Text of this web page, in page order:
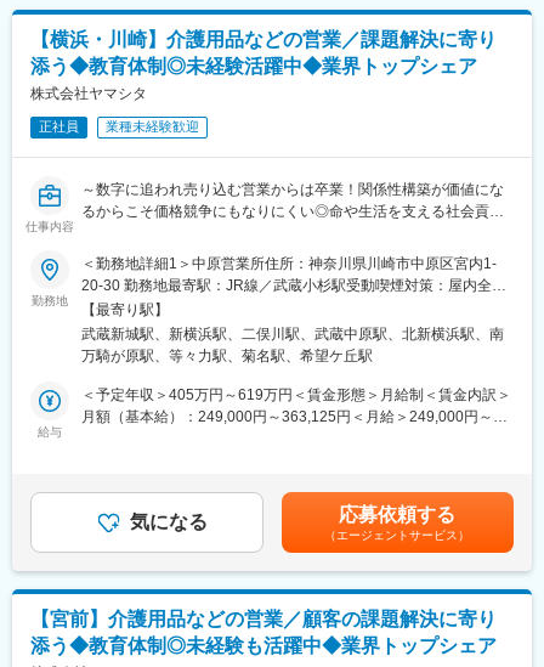
社内には建築士やケアマネジャー、作業療法士など各分野のエキ
スパートが在籍。営業先で専門的な問い合わせを受けた場合も、
社内の力を借りれば即座に解決できます。また商品の受発注は事
務スタッフがサポートします。
■インセンティブについて
年2回のインセンティブがあり、平均20万円前後。最大50万円支
給も可能です。
変更の範囲：会社の定める業務
介護用品等の提供を行うケアマネージャー（ケアマネ）に対し
て、課題解決のための提案をお任せ。
ケアマネや実際に介護用品を使用する個人のお客様との信頼関係
を構築していただき、顧客も気づいていないニーズを発掘してい
ただきます。
生成AIを活用することで、営業活動の効率化と提案の質向上を実
現。データに基づく再現性の高い営業が可能です。
ケア→予防にシフトした提案など競合にはない取り組みも実施し
ています。
・既存顧客のケアマネ（約40～50名）への定期フォローを中心
に、信頼関係を深めながら潜在ニーズを発掘
・利用者宅への訪問を通じて介護用品の使用状況を確認し、ケア
マネへ最適な改善提案を実施
・地域の居宅介護支援事業所などへ訪問し、紹介・反響を元に新
■フォロー体制
＜OJT＞所長や先輩だけではなく、本部スタッフによる定期面談
など入社後もしっかりフォロー
■評価制度
各グレードごとにスキル項目を設定。売上目標の達成率だけでは
なくプロセスも評価。顧客への向き合い方や提案力がキャリアに
直結。
【横浜・川崎】介護用品などの営業／課題解決に寄り
添う◆教育体制◎未経験活躍中◆業界トップシェア
株式会社ヤマシタ
正社員 業種未経験歓迎
仕事内容
～数字に追われ売り込む営業からは卒業！関係性構築が価値にな
るからこそ価格競争にもなりにくい◎命や生活を支える社会貢献
◇自動車ディーラーや保険営業など、他業界からの入社が7割！充
実の研修制度
◇生成AIを活用し再現性の高い営業が可能！チーム制で働きやす
く、且つ質の高いサービスを提供
◇成果とプロセスが評価される明確な評価制度あり！最大年４回
の昇進・昇格制度により、スピード感をもったキャリア形成も可
◇業界トップ級シェア！売上も右肩上がり。2030年に業界No.1に
難しく考えなくてOK！「月次目標の達成に向け、週次目標を立て
て行動をした経験」などが活かせる！
て、課題解決のための提案をお任せ。
ケアマネや実際に介護用品を使用する個人のお客様との信頼関係
を構築していただき、顧客も気づいていないニーズを発掘してい
勤務地
＜勤務地詳細1＞中原営業所住所：神奈川県川崎市中原区宮内1-
20-30 勤務地最寄駅：JR線／武蔵小杉駅受動喫煙対策：屋内全面
禁煙＜勤務地詳細2＞横浜港北営業所住所：神奈川県横浜市港北区
新横浜3-24-11 ユニオンビル 4F B号室勤務地最寄駅：JR線／新横
浜駅駅受動喫煙対策：屋内全面禁煙＜勤務地詳細3＞横浜旭営業所
寄駅：相鉄線線／二俣川駅受動喫煙対策：屋内全面禁煙変更の範
囲：会社の定める事業所（リモートワーク含む）
【最寄り駅】
武蔵新城駅、新横浜駅、二俣川駅、武蔵中原駅、北新横浜駅、南
万騎が原駅、等々力駅、菊名駅、希望ケ丘駅
給与
＜予定年収＞405万円～619万円＜賃金形態＞月給制＜賃金内訳＞
月額（基本給）：249,000円～363,125円＜月給＞249,000円～
万（月給36万＋賞与＋諸手当）・所長：入社5年目760万（月給44
万＋賞与＋諸手当）賃金はあくまでも目安の金額であり、選考を
通じて上下する可能性があります。月給(月額)は固定手当を含めた
表記です。
気になる 応募依頼する
（エージェントサービス）
【宮前】介護用品などの営業／顧客の課題解決に寄り
添う◆教育体制◎未経験も活躍中◆業界トップシェア